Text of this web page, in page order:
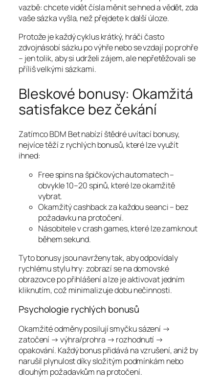
vazbě: chcete vidět čísla měnit se hned a vědět, zda
vaše sázka vyšla, než přejdete k další úloze.
Protože je každý cyklus krátký, hráči často
zdvojnásobí sázku po výhře nebo se vzdají po prohře
– jen tolik, aby si udrželi zájem, ale nepřetěžovali se
příliš velkými sázkami.
Bleskové bonusy: Okamžitá
satisfakce bez čekání
Zatímco BDM Bet nabízí štědré uvítací bonusy,
nejvíce těží z rychlých bonusů, které lze využít
ihned:
Free spins na špičkových automatech –
obvykle 10–20 spinů, které lze okamžitě
vybrat.
Okamžitý cashback za každou seanci – bez
požadavku na protočení.
Násobitele v crash games, které lze zamknout
během sekund.
Tyto bonusy jsou navrženy tak, aby odpovídaly
rychlému stylu hry: zobrazí se na domovské
obrazovce po přihlášení a lze je aktivovat jedním
kliknutím, což minimalizuje dobu nečinnosti.
Psychologie rychlých bonusů
Okamžité odměny posilují smyčku sázení →
zatočení → výhra/prohra → rozhodnutí →
opakování. Každý bonus přidává na vzrušení, aniž by
narušil plynulost díky složitým podmínkám nebo
dlouhým požadavkům na protočení.